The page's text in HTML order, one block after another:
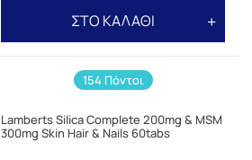
ΣΤΟ ΚΑΛΑΘΙ
154 Πόντοι
Lamberts Silica Complete 200mg & MSM
300mg Skin Hair & Nails 60tabs